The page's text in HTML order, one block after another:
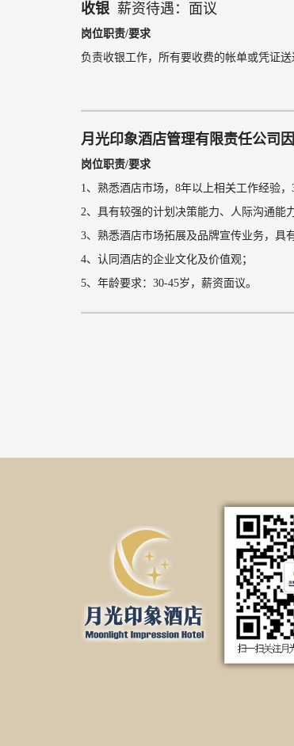
收银薪资待遇：面议
岗位职责/要求
负责收银工作，所有要收费的帐单或凭证
月光印象酒店管理有限责任公司
岗位职责/要求
1、熟悉酒店市场，8年以上相关工作经验
2、具有较强的计划决策能力、人际沟通能
3、熟悉酒店市场拓展及品牌宣传业务，具
4、认同酒店的企业文化及价值观；
5、年龄要求：30-45岁，薪资面议。